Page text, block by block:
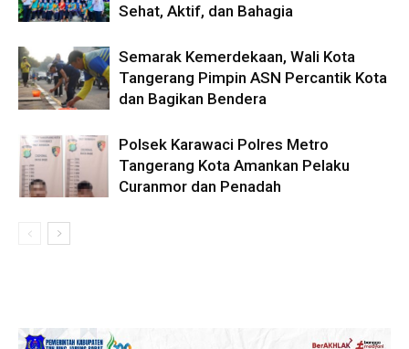
Sehat, Aktif, dan Bahagia
Semarak Kemerdekaan, Wali Kota
Tangerang Pimpin ASN Percantik Kota
dan Bagikan Bendera
Polsek Karawaci Polres Metro
Tangerang Kota Amankan Pelaku
Curanmor dan Penadah